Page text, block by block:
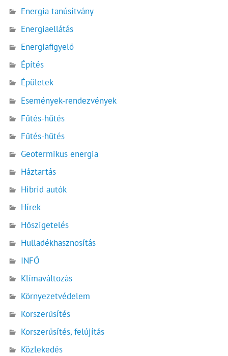
Energia tanúsítvány
Energiaellátás
Energiafigyelő
Építés
Épületek
Események-rendezvények
Fűtés-hűtés
Fűtés-hűtés
Geotermikus energia
Háztartás
Hibrid autók
Hírek
Hőszigetelés
Hulladékhasznosítás
INFÓ
Klímaváltozás
Környezetvédelem
Korszerűsítés
Korszerűsítés, felújítás
Közlekedés